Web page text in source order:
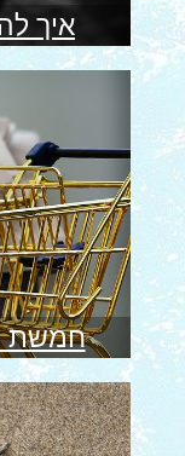
איך
חמשת